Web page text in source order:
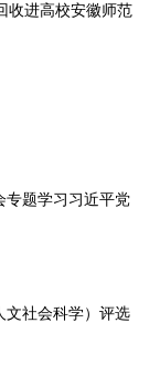
收进高校安徽师范
专题学习习近平党
文社会科学）评选